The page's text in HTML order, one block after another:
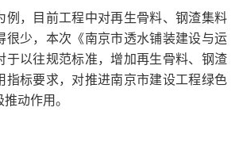
，目前工程中对再生骨料、钢渣集料
很少，本次《南京市透水铺装建设与运
于以往规范标准，增加再生骨料、钢渣
指标要求，对推进南京市建设工程绿色
动作用。